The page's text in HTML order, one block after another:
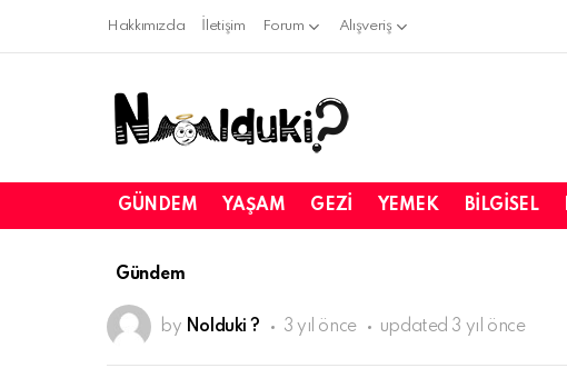
Hakkımızda İletişim Forum Alışveriş
GÜNDEM YAŞAM GEZI YEMEK BILGISEL
Gündem
by Nolduki ? 3 yıl önce updated 3 yıl önce